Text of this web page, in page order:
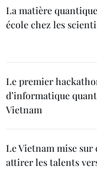
La matière
école chez les
Le premier
d’informatique
Vietnam
Le Vietnam mise sur
attirer les talents